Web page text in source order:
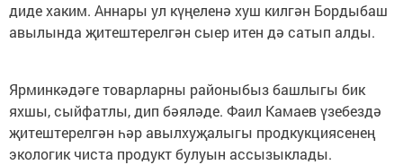
диде хаким. Аннары ул күңеленә хуш килгән Бордыбаш
авылында җитештерелгән сыер итен дә сатып алды.
Ярминкәдәге товарларны районыбыз башлыгы бик
яхшы, сыйфатлы, дип бәяләде. Фаил Камаев үзебездә
җитештерелгән һәр авылхуҗалыгы продкукциясенең
экологик чиста продукт булуын ассызыклады.